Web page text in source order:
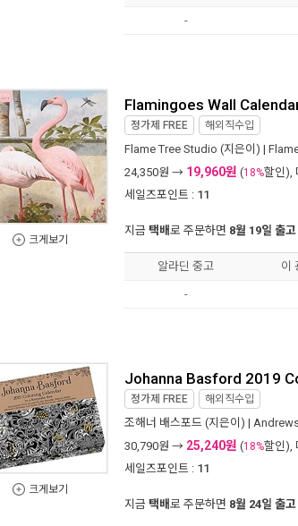
-
크게보기
Flamingoes Wall
정가제 FREE 해외직수입
Flame Tree Studio (지은이) |
24,350원 → 19,960원 (18%할인),
세일즈포인트 : 11
지금 택배로 주문하면 8월 19일 출고
알라딘 중고 이
-
크게보기
Johanna Basford 2019
정가제 FREE 해외직수입
조해너 배스포드 (지은이) |
30,790원 → 25,240원 (18%할인),
세일즈포인트 : 11
지금 택배로 주문하면 8월 24일 출고